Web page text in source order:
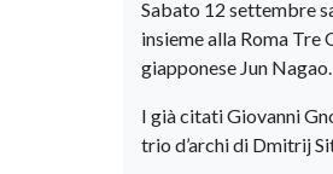
Sabato 12 settembre
insieme alla Roma Tre
giapponese Jun Nagao.
I già citati Giovanni
trio d’archi di Dmitrij